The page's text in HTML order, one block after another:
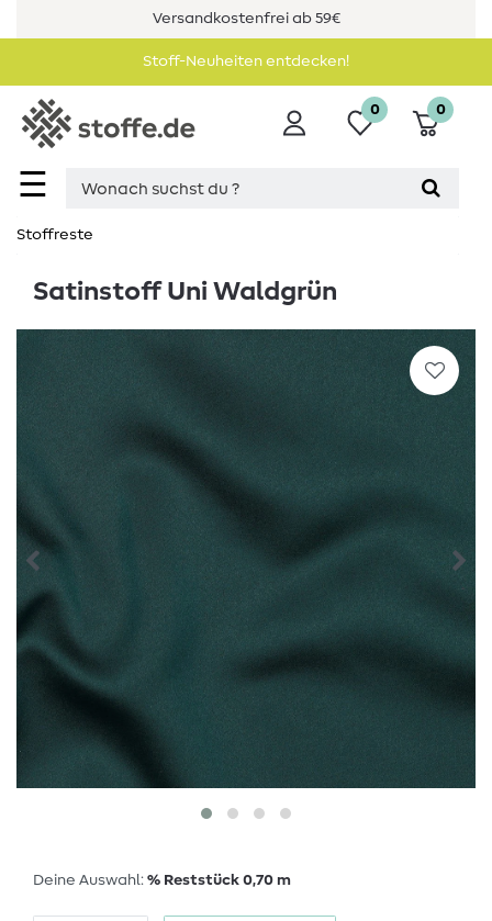
Versandkostenfrei ab 59€
Stoff-Neuheiten entdecken!
☰
0 0
Stoffreste
Satinstoff Uni Waldgrün
Deine Auswahl: % Reststück 0,70 m